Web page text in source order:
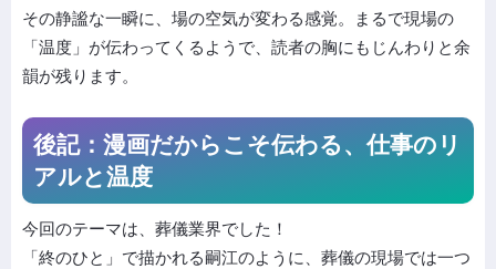
その静謐な一瞬に、場の空気が変わる感覚。まるで現場の
「温度」が伝わってくるようで、読者の胸にもじんわりと余
韻が残ります。
後記：漫画だからこそ伝わる、仕事のリ
アルと温度
今回のテーマは、葬儀業界でした！
「終のひと」で描かれる嗣江のように、葬儀の現場では一つ